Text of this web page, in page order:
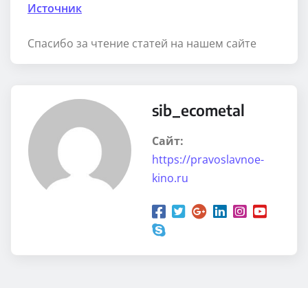
Источник
Спасибо за чтение статей на нашем сайте
sib_ecometal
Сайт:
https://pravoslavnoe-
kino.ru